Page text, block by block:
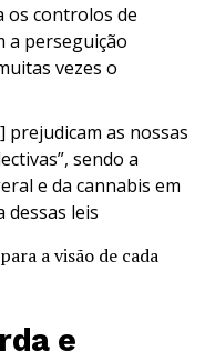
os controlos de
a perseguição
vezes o
prejudicam as nossas
sendo a
e da cannabis em
leis
a visão de cada
e